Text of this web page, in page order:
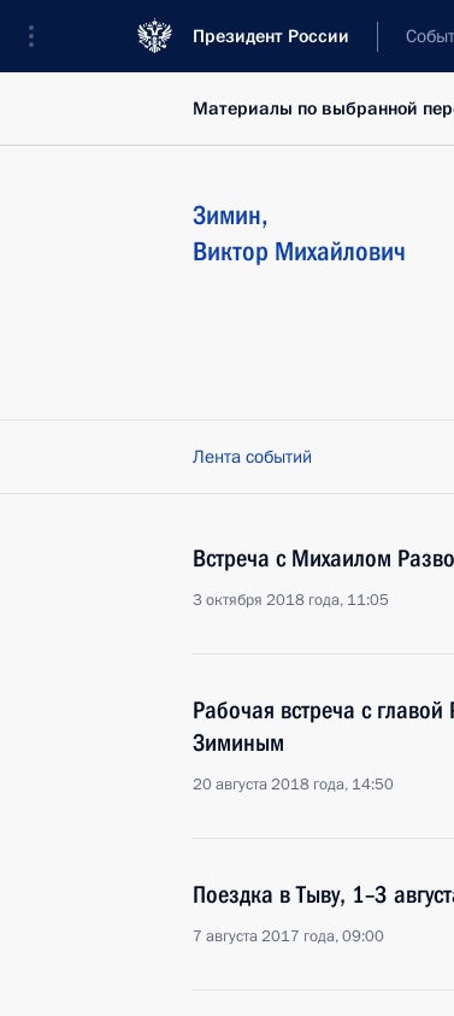
Президент России
Материалы по выбранной
Зимин,
Виктор Михайлович
Лента событий
Встреча с Михаилом
3 октября 2018 года, 11:05
Рабочая встреча с
Зиминым
20 августа 2018 года, 14:50
Поездка в Тыву, 1–3
7 августа 2017 года, 09:00